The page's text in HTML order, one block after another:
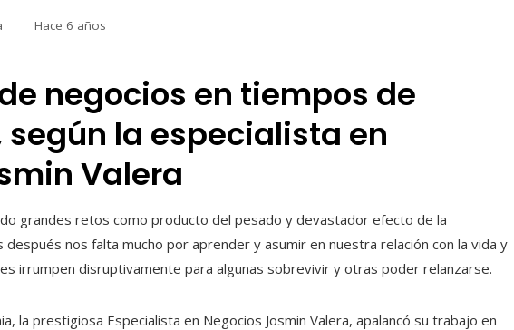
Hace 6 años
negocios en tiempos de
la especialista en
Valera
grandes retos como producto del pesado y devastador efecto de la
después nos falta mucho por aprender y asumir en nuestra relación con la vida y
irrumpen disruptivamente para algunas sobrevivir y otras poder relanzarse.
la prestigiosa Especialista en Negocios Josmin Valera, apalancó su trabajo en